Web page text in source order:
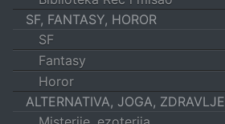
SF, FANTASY, HOROR
SF
Fantasy
Horor
ALTERNATIVA, JOGA, ZDRAVLJE